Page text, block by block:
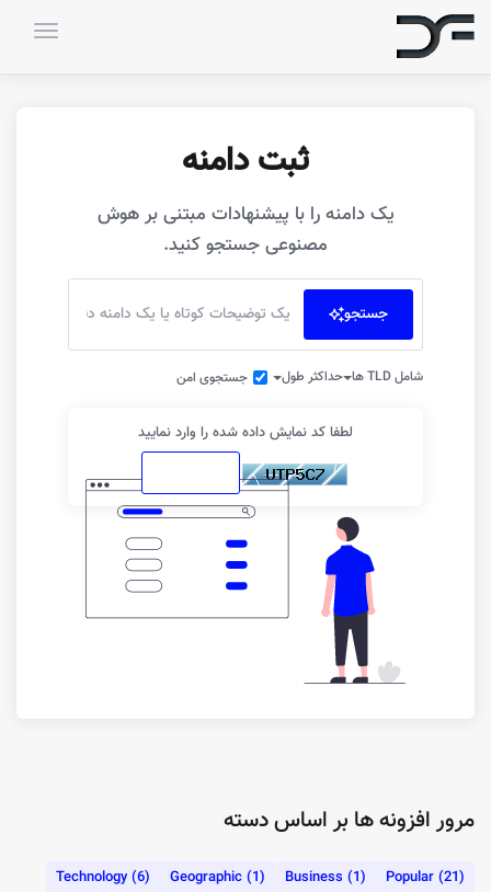
تغییر
ثبت دامنه
یک دامنه را با پیشنهادات مبتنی بر هوش
مصنوعی جستجو کنید.
جستجو
شامل TLD ها حداکثر طول جستجوی امن
لطفا کد نمایش داده شده را وارد نمایید
مرور افزونه ها بر اساس دسته
Popular (21)
Business (1)
Geographic (1)
Technology (6)